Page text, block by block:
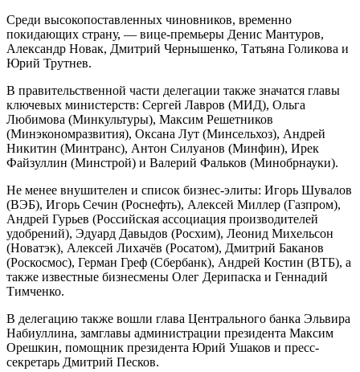
Среди высокопоставленных чиновников, временно
покидающих страну, — вице-премьеры Денис Мантуров,
Александр Новак, Дмитрий Чернышенко, Татьяна Голикова и
Юрий Трутнев.
В правительственной части делегации также значатся главы
ключевых министерств: Сергей Лавров (МИД), Ольга
Любимова (Минкультуры), Максим Решетников
(Минэкономразвития), Оксана Лут (Минсельхоз), Андрей
Никитин (Минтранс), Антон Силуанов (Минфин), Ирек
Файзуллин (Минстрой) и Валерий Фальков (Минобрнауки).
Не менее внушителен и список бизнес-элиты: Игорь Шувалов
(ВЭБ), Игорь Сечин (Роснефть), Алексей Миллер (Газпром),
Андрей Гурьев (Российская ассоциация производителей
удобрений), Эдуард Давыдов (Росхим), Леонид Михельсон
(Новатэк), Алексей Лихачёв (Росатом), Дмитрий Баканов
(Роскосмос), Герман Греф (Сбербанк), Андрей Костин (ВТБ), а
также известные бизнесмены Олег Дерипаска и Геннадий
Тимченко.
В делегацию также вошли глава Центрального банка Эльвира
Набиуллина, замглавы администрации президента Максим
Орешкин, помощник президента Юрий Ушаков и пресс-
секретарь Дмитрий Песков.